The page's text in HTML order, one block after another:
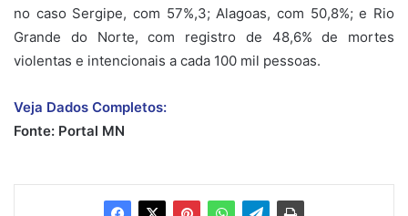
no caso Sergipe, com 57%,3; Alagoas, com 50,8%; e Rio
Grande do Norte, com registro de 48,6% de mortes
violentas e intencionais a cada 100 mil pessoas.
Veja Dados Completos:
Fonte: Portal MN